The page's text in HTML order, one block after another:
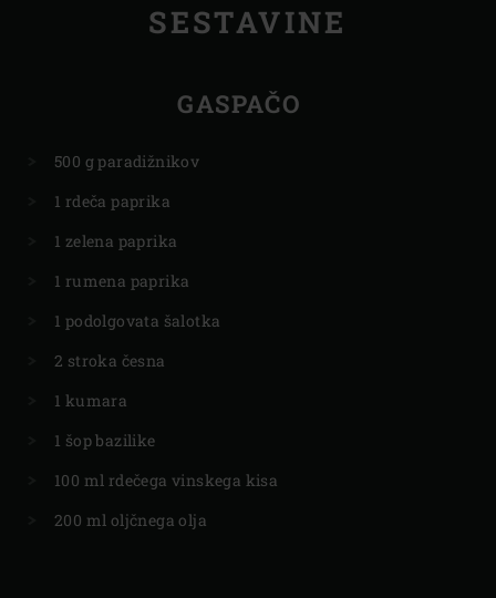
SESTAVINE
GASPAČO
500 g paradižnikov
1 rdeča paprika
1 zelena paprika
1 rumena paprika
1 podolgovata šalotka
2 stroka česna
1 kumara
1 šop bazilike
100 ml rdečega vinskega kisa
200 ml oljčnega olja